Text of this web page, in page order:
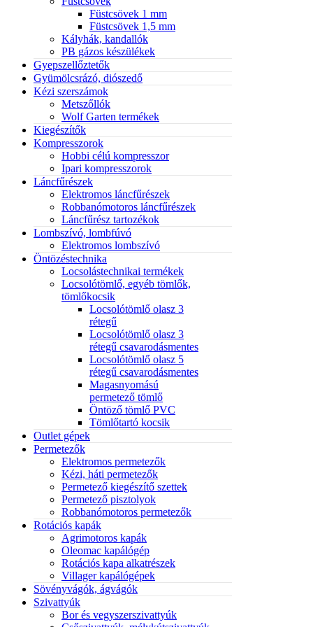
Füstcsövek 1 mm
Füstcsövek 1,5 mm
Kályhák, kandallók
PB gázos készülékek
Gyepszellőztetők
Gyümölcsrázó, diószedő
Kézi szerszámok
Metszőllók
Wolf Garten termékek
Kiegészítők
Kompresszorok
Hobbi célú kompresszor
Ipari kompresszorok
Láncfűrészek
Elektromos láncfűrészek
Robbanómotoros láncfűrészek
Láncfűrész tartozékok
Lombszívó, lombfúvó
Elektromos lombszívó
Öntözéstechnika
Locsolástechnikai termékek
Locsolótömlő, egyéb tömlők,
tömlőkocsik
Locsolótömlő olasz 3
rétegű
Locsolótömlő olasz 3
rétegű csavarodásmentes
Locsolótömlő olasz 5
rétegű csavarodásmentes
Magasnyomású
permetező tömlő
Öntöző tömlő PVC
Tömlőtartó kocsik
Outlet gépek
Permetezők
Elektromos permetezők
Kézi, háti permetezők
Permetező kiegészítő szettek
Permetező pisztolyok
Robbanómotoros permetezők
Rotációs kapák
Agrimotoros kapák
Oleomac kapálógép
Rotációs kapa alkatrészek
Villager kapálógépek
Sövényvágók, ágvágók
Szivattyúk
Bor és vegyszerszivattyúk